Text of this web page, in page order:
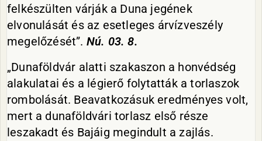
felkészülten várják a Duna jegének
elvonulását és az esetleges árvízveszély
megelőzését”. Nú. 03. 8.
„Dunaföldvár alatti szakaszon a honvédség
alakulatai és a légierő folytatták a torlaszok
rombolását. Beavatkozásuk eredményes volt,
mert a dunaföldvári torlasz első része
leszakadt és Bajáig megindult a zajlás.